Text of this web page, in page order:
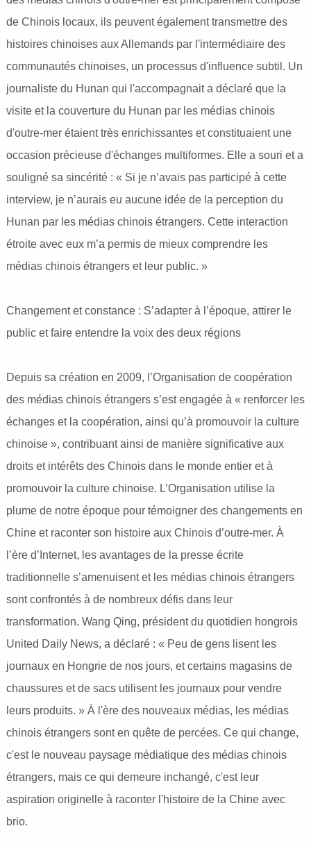
de Chinois locaux, ils peuvent également transmettre des
histoires chinoises aux Allemands par l'intermédiaire des
communautés chinoises, un processus d'influence subtil. Un
journaliste du Hunan qui l'accompagnait a déclaré que la
visite et la couverture du Hunan par les médias chinois
d'outre-mer étaient très enrichissantes et constituaient une
occasion précieuse d'échanges multiformes. Elle a souri et a
souligné sa sincérité : « Si je n’avais pas participé à cette
interview, je n’aurais eu aucune idée de la perception du
Hunan par les médias chinois étrangers. Cette interaction
étroite avec eux m’a permis de mieux comprendre les
médias chinois étrangers et leur public. »
Changement et constance : S’adapter à l’époque, attirer le
public et faire entendre la voix des deux régions
Depuis sa création en 2009, l’Organisation de coopération
des médias chinois étrangers s’est engagée à « renforcer les
échanges et la coopération, ainsi qu’à promouvoir la culture
chinoise », contribuant ainsi de manière significative aux
droits et intérêts des Chinois dans le monde entier et à
promouvoir la culture chinoise. L’Organisation utilise la
plume de notre époque pour témoigner des changements en
Chine et raconter son histoire aux Chinois d’outre-mer. À
l’ère d’Internet, les avantages de la presse écrite
traditionnelle s’amenuisent et les médias chinois étrangers
sont confrontés à de nombreux défis dans leur
transformation. Wang Qing, président du quotidien hongrois
United Daily News, a déclaré : « Peu de gens lisent les
journaux en Hongrie de nos jours, et certains magasins de
chaussures et de sacs utilisent les journaux pour vendre
leurs produits. » À l'ère des nouveaux médias, les médias
chinois étrangers sont en quête de percées. Ce qui change,
c'est le nouveau paysage médiatique des médias chinois
étrangers, mais ce qui demeure inchangé, c'est leur
aspiration originelle à raconter l'histoire de la Chine avec
brio.